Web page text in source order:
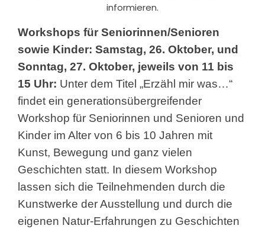
informieren.
Workshops für Seniorinnen/Senioren
sowie Kinder: Samstag, 26. Oktober, und
Sonntag, 27. Oktober, jeweils von 11 bis
15 Uhr: Unter dem Titel „Erzähl mir was…“
findet ein generationsübergreifender
Workshop für Seniorinnen und Senioren und
Kinder im Alter von 6 bis 10 Jahren mit
Kunst, Bewegung und ganz vielen
Geschichten statt. In diesem Workshop
lassen sich die Teilnehmenden durch die
Kunstwerke der Ausstellung und durch die
eigenen Natur-Erfahrungen zu Geschichten